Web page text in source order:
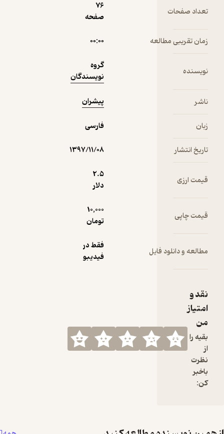
انسانی در
تعداد صفحات
صفحه
زمان تقریبی مطالعه ۰۰:۰۰
نویسنده
گروه
نویسندگان
ناشر پیشران
زبان فارسی
تاریخ انتشار ۱۳۹۷/۱۱/۰۸
قیمت ارزی
2.۵
دلار
قیمت چاپی
10,000
تومان
مطالعه و دانلود فایل
فقط در
فیدیبو
نقد و
امتیاز
من
بقیه را
نظرت
باخبر
کن:
منتظر امتیاز
نمونه